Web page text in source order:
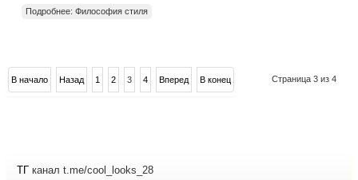
Подробнее: Философия стиля
Страница 3 из 4
В начало Назад 1 2 3 4 Вперед В конец
ТГ канал t.me/cool_looks_28